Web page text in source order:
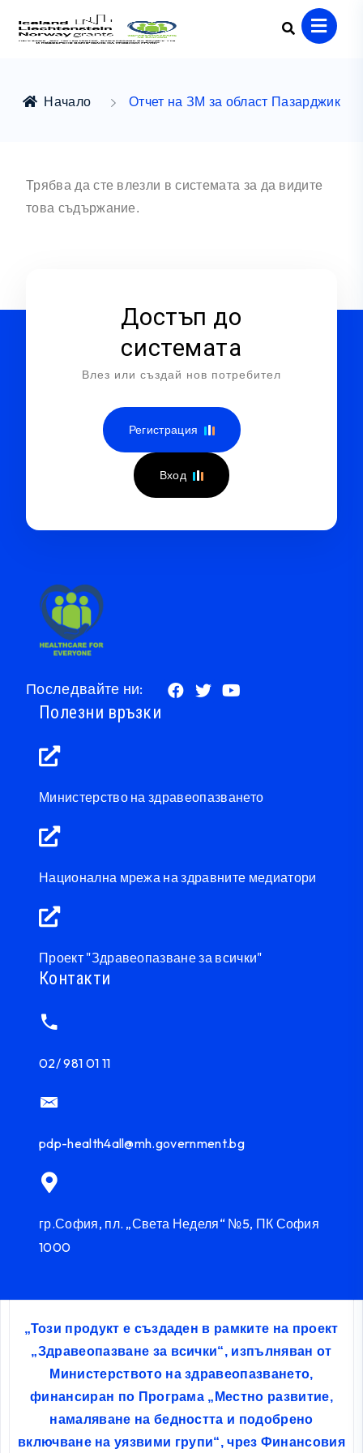
Начало Отчет на ЗМ за област Пазарджик
Трябва да сте влезли в системата за да видите
това съдържание.
Достъп до
системата
Влез или създай нов потребител
Регистрация
Вход
Последвайте ни:
Полезни връзки
Министерство на здравеопазването
Национална мрежа на здравните медиатори
Проект "Здравеопазване за всички"
Контакти
02/ 981 01 11
pdp-health4all@mh.government.bg
гр.София, пл. „Света Неделя“ №5, ПК София
1000
„Този продукт е създаден в рамките на проект
„Здравеопазване за всички“, изпълняван от
Министерството на здравеопазването,
финансиран по Програма „Местно развитие,
намаляване на бедността и подобрено
включване на уязвими групи“, чрез Финансовия